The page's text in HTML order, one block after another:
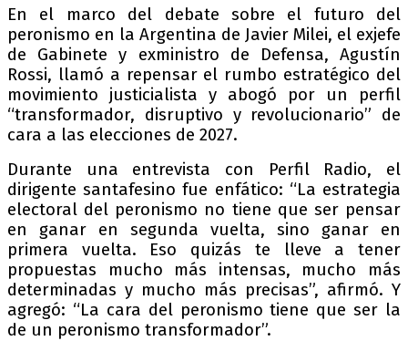
En el marco del debate sobre el futuro del
peronismo en la Argentina de Javier Milei, el exjefe
de Gabinete y exministro de Defensa, Agustín
Rossi, llamó a repensar el rumbo estratégico del
movimiento justicialista y abogó por un perfil
“transformador, disruptivo y revolucionario” de
cara a las elecciones de 2027.
Durante una entrevista con Perfil Radio, el
dirigente santafesino fue enfático: “La estrategia
electoral del peronismo no tiene que ser pensar
en ganar en segunda vuelta, sino ganar en
primera vuelta. Eso quizás te lleve a tener
propuestas mucho más intensas, mucho más
determinadas y mucho más precisas”, afirmó. Y
agregó: “La cara del peronismo tiene que ser la
de un peronismo transformador”.